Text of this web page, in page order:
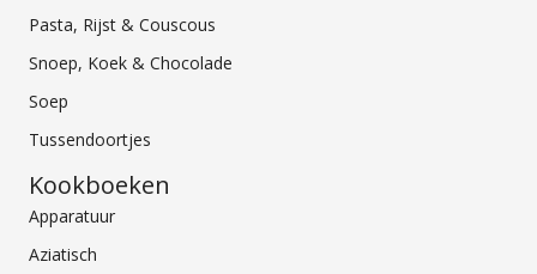
Pasta, Rijst & Couscous
Snoep, Koek & Chocolade
Soep
Tussendoortjes
Kookboeken
Apparatuur
Aziatisch